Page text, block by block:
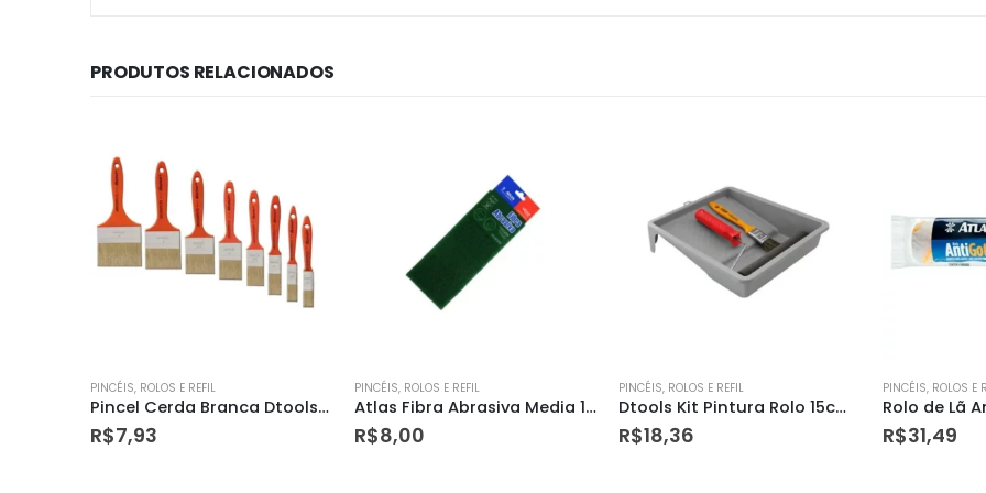
PRODUTOS RELACIONADOS
PINCÉIS, ROLOS E REFIL
Atlas Fibra Abrasiva Media 11cmx27cm – 90/20
R$8,00
PINCÉIS, ROLOS E REFIL
Dtools Kit Pintura Rolo 15cm – 5974
R$18,36
PINCÉIS, ROLOS E REFIL
Rolo de Lã Anti Gota 23cm Branco
R$31,49
PINCÉIS, ROLOS E
R$13,93